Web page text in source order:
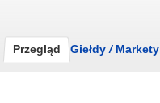
Przegląd Giełdy /Markety